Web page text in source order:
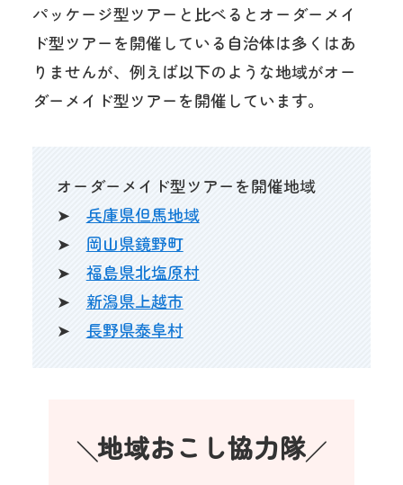
パッケージ型ツアーと比べるとオーダーメイ
ド型ツアーを開催している自治体は多くはあ
りませんが、 例えば以下のような地域がオー
ダーメイド型ツアーを開催しています。
オーダーメイド型ツアーを開催地域
➤ 兵庫県但馬地域
➤ 岡山県鏡野町
➤ 福島県北塩原村
➤ 新潟県上越市
➤ 長野県泰阜村
╲地域おこし協力隊╱